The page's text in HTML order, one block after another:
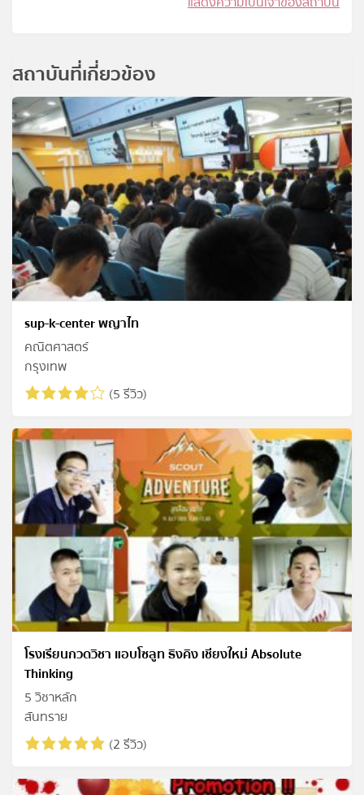
สถาบันที่เกี่ยวข้อง
sup-k-center พญาไท
คณิตศาสตร์
กรุงเทพ
(5 รีวิว)
โรงเรียนกวดวิชา แอบโซลูท ธิงคิง เชียงใหม่ Absolute
Thinking
5 วิชาหลัก
สันทราย
(2 รีวิว)